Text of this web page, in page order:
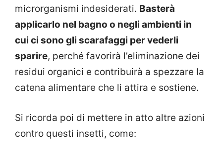
microrganismi indesiderati. Basterà
applicarlo nel bagno o negli ambienti in
cui ci sono gli scarafaggi per vederli
sparire, perché favorirà l’eliminazione dei
residui organici e contribuirà a spezzare la
catena alimentare che li attira e sostiene.
Si ricorda poi di mettere in atto altre azioni
contro questi insetti, come: